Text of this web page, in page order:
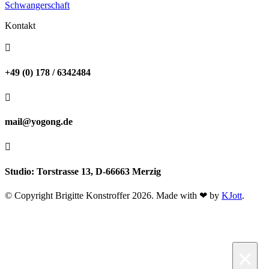
Schwangerschaft
Kontakt

+49 (0) 178 / 6342484

mail@yogong.de

Studio: Torstrasse 13, D-66663 Merzig
© Copyright Brigitte Konstroffer 2026. Made with ❤ by KJott.